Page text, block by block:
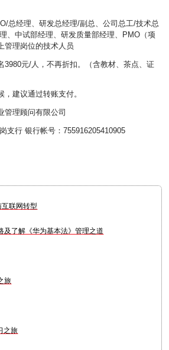
总经理、研发总经理/副总、公司总工/技术总
、中试部经理、研发质量部经理、PMO（项
管理岗位的技术人员
3980元/人，不再折扣。（含教材、茶点、证
，建议通过转账支付。
管理顾问有限公司
支行 银行帐号：755916205410905
联网转型
及了解《华为基本法》管理之道
旅
之旅